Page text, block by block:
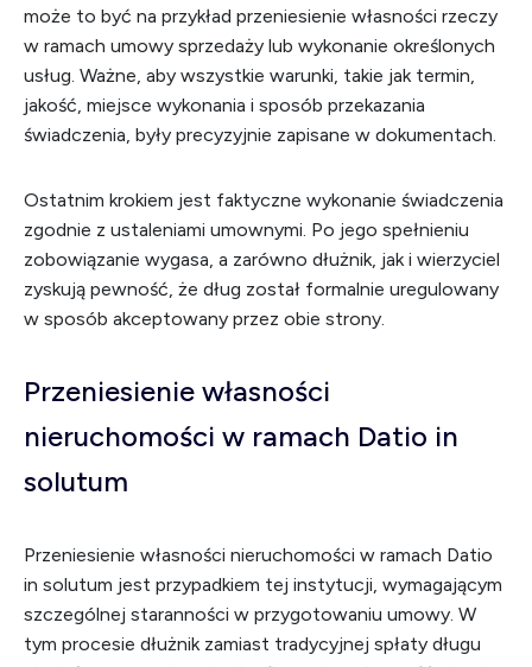
może to być na przykład przeniesienie własności rzeczy
w ramach umowy sprzedaży lub wykonanie określonych
usług. Ważne, aby wszystkie warunki, takie jak termin,
jakość, miejsce wykonania i sposób przekazania
świadczenia, były precyzyjnie zapisane w dokumentach.
Ostatnim krokiem jest faktyczne wykonanie świadczenia
zgodnie z ustaleniami umownymi. Po jego spełnieniu
zobowiązanie wygasa, a zarówno dłużnik, jak i wierzyciel
zyskują pewność, że dług został formalnie uregulowany
w sposób akceptowany przez obie strony.
Przeniesienie własności
nieruchomości w ramach Datio in
solutum
Przeniesienie własności nieruchomości w ramach Datio
in solutum jest przypadkiem tej instytucji, wymagającym
szczególnej staranności w przygotowaniu umowy. W
tym procesie dłużnik zamiast tradycyjnej spłaty długu